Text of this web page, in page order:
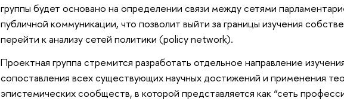
группы будет основано на определении связи между сетями
публичной коммуникации, что позволит выйти за границы изучения
перейти к анализу сетей политики (policy network).
Проектная группа стремится разработать отдельное направление
сопоставления всех существующих научных достижений и применения
эпистемических сообществ, в которой представляется как “сеть